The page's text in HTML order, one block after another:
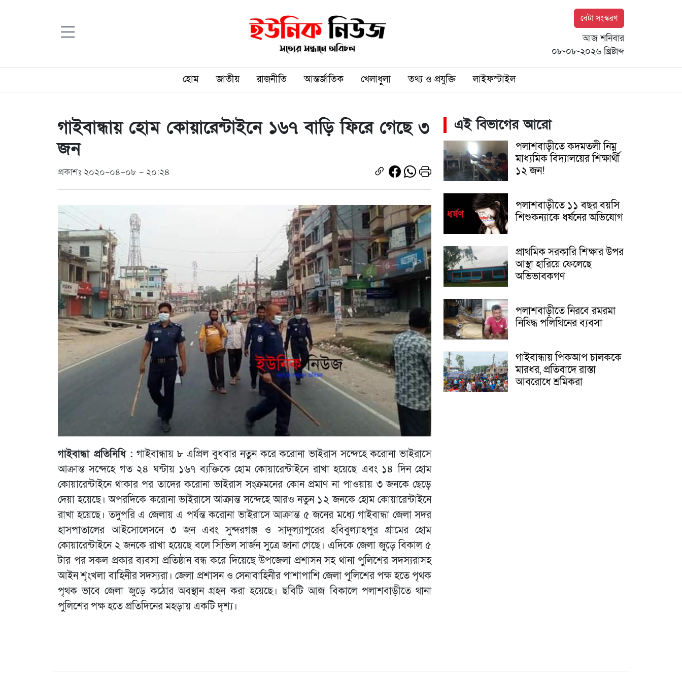
বেটা সংস্করণ
আজ শনিবার
০৮-০৮-২০২৬ খ্রিষ্টাব্দ
হোম জাতীয় রাজনীতি আন্তর্জাতিক খেলাধুলা তথ্য ও প্রযুক্তি লাইফস্টাইল
গাইবান্ধায় হোম কোয়ারেন্টাইনে ১৬৭ বাড়ি ফিরে গেছে ৩
জন
প্রকাশঃ ২০২০-০৪-০৮ - ২০:২৪
গাইবান্ধা প্রতিনিধি : গাইবান্ধায় ৮ এপ্রিল বুধবার নতুন করে করোনা ভাইরাস সন্দেহে করোনা ভাইরাসে
আক্রান্ত সন্দেহে গত ২৪ ঘন্টায় ১৬৭ ব্যক্তিকে হোম কোয়ারেন্টাইনে রাখা হয়েছে এবং ১৪ দিন হোম
কোয়ারেন্টাইনে থাকার পর তাদের করোনা ভাইরাস সংক্রমনের কোন প্রমাণ না পাওয়ায় ৩ জনকে ছেড়ে
দেয়া হয়েছে। অপরদিকে করোনা ভাইরাসে আক্রান্ত সন্দেহে আরও নতুন ১২ জনকে হোম কোয়ারেন্টাইনে
রাখা হয়েছে। তদুপরি এ জেলায় এ পর্যন্ত করোনা ভাইরাসে আক্রান্ত ৫ জনের মধ্যে গাইবান্ধা জেলা সদর
হাসপাতালের আইসোলেসনে ৩ জন এবং সুন্দরগঞ্জ ও সাদুল্যাপুরের হবিবুল্যাহপুর গ্রামের হোম
কোয়ারেন্টাইনে ২ জনকে রাখা হয়েছে বলে সিভিল সার্জন সুত্রে জানা গেছে। এদিকে জেলা জুড়ে বিকাল ৫
টার পর সকল প্রকার ব্যবসা প্রতিষ্ঠান বন্ধ করে দিয়েছে উপজেলা প্রশাসন সহ থানা পুলিশের সদস্যরাসহ
আইন শৃংখলা বাহিনীর সদস্যরা। জেলা প্রশাসন ও সেনাবাহিনীর পাশাপাশি জেলা পুলিশের পক্ষ হতে পৃথক
পৃথক ভাবে জেলা জুড়ে কঠোর অবস্থান গ্রহন করা হয়েছে। ছবিটি আজ বিকালে পলাশবাড়ীতে থানা
পুলিশের পক্ষ হতে প্রতিদিনের মহড়ায় একটি দৃশ্য।
এই বিভাগের আরো
পলাশবাড়ীতে কদমতলী নিম্ন
মাধ্যমিক বিদ্যালয়ের শিক্ষার্থী
১২ জন!
পলাশবাড়ীতে ১১ বছর বয়সি
শিশুকন্যাকে ধর্ষনের অভিযোগ
প্রাথমিক সরকারি শিক্ষার উপর
আস্থা হারিয়ে ফেলেছে
অভিভাবকগণ
পলাশবাড়ীতে নিরবে রমরমা
নিষিদ্ধ পলিথিনের ব্যবসা
গাইবান্ধায় পিকআপ চালককে
মারধর, প্রতিবাদে রাস্তা
আবরোধে শ্রমিকরা